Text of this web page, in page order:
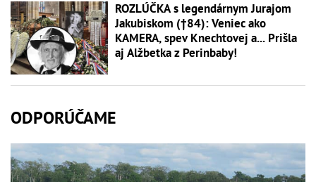
ROZLÚČKA s legendárnym Jurajom
Jakubiskom (†84): Veniec ako
KAMERA, spev Knechtovej a... Prišla
aj Alžbetka z Perinbaby!
ODPORÚČAME